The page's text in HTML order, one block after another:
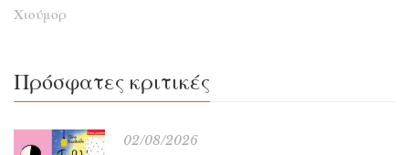
Χιούμορ
Πρόσφατες κριτικές
02/08/2026